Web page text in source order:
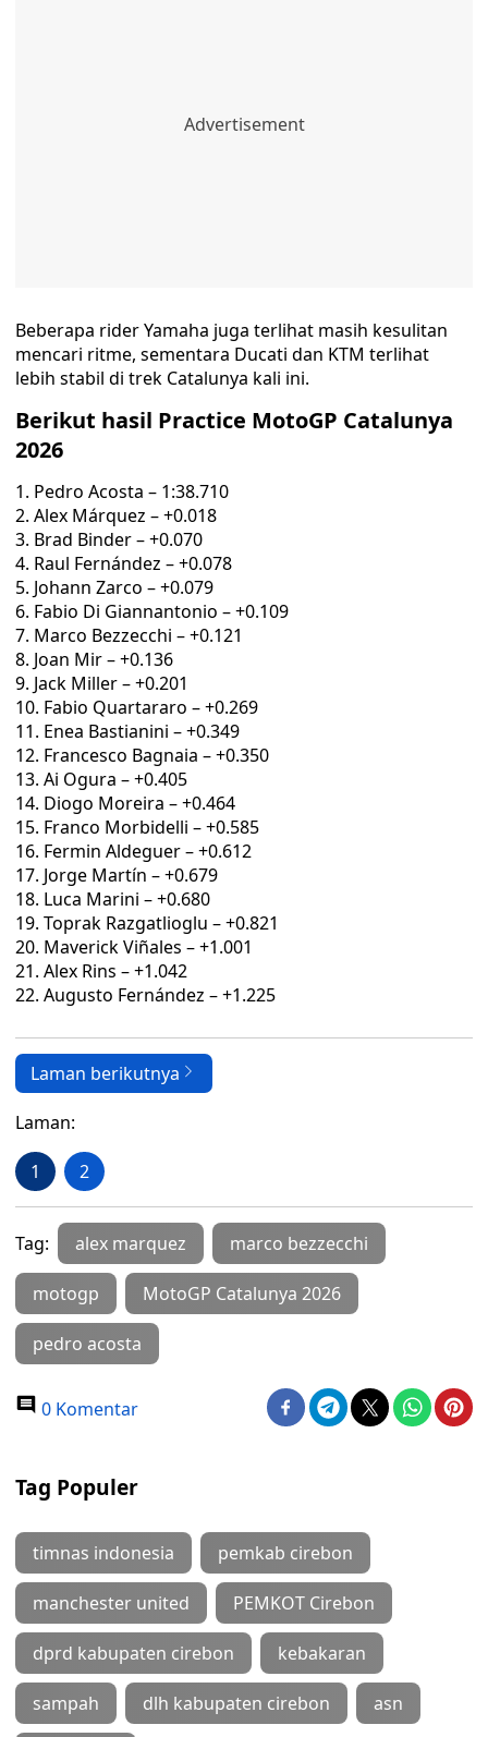
Beberapa rider Yamaha juga terlihat masih kesulitan
mencari ritme, sementara Ducati dan KTM terlihat
lebih stabil di trek Catalunya kali ini.
Berikut hasil Practice MotoGP Catalunya
2026
Pedro Acosta – 1:38.710
Alex Márquez – +0.018
Brad Binder – +0.070
Raul Fernández – +0.078
Johann Zarco – +0.079
Fabio Di Giannantonio – +0.109
Marco Bezzecchi – +0.121
Joan Mir – +0.136
Jack Miller – +0.201
Fabio Quartararo – +0.269
Enea Bastianini – +0.349
Francesco Bagnaia – +0.350
Ai Ogura – +0.405
Diogo Moreira – +0.464
Franco Morbidelli – +0.585
Fermin Aldeguer – +0.612
Jorge Martín – +0.679
Luca Marini – +0.680
Toprak Razgatlioglu – +0.821
Maverick Viñales – +1.001
Alex Rins – +1.042
Augusto Fernández – +1.225
Laman berikutnya
Laman:
1 2
Tag: alex marquez marco bezzecchi
motogp MotoGP Catalunya 2026
pedro acosta
0 Komentar
Tag Populer
timnas indonesia pemkab cirebon
manchester united PEMKOT Cirebon
dprd kabupaten cirebon kebakaran
sampah dlh kabupaten cirebon asn